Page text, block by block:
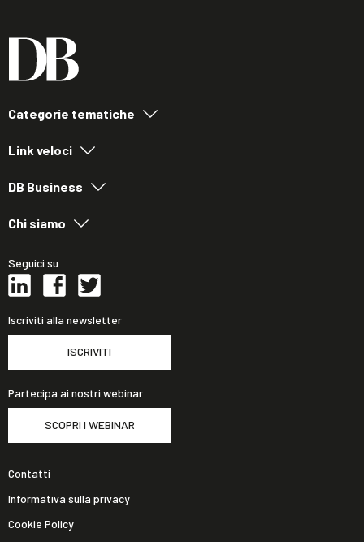
Categorie tematiche
Link veloci
DB Business
Chi siamo
Seguici su
Iscriviti alla newsletter
ISCRIVITI
Partecipa ai nostri webinar
SCOPRI I WEBINAR
Contatti
Informativa sulla privacy
Cookie Policy